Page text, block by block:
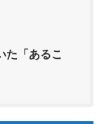
た「あるこ